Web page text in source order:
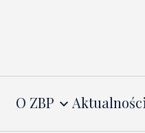
O ZBP Aktualności